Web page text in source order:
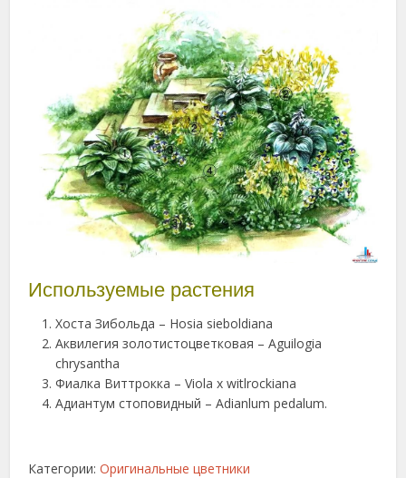
Используемые растения
Хоста Зибольда – Hosia sieboldiana
Аквилегия золотистоцветковая – Aguilogia
chrysantha
Фиалка Виттрокка – Viola х witlrockiana
Адиантум стоповидный – Adianlum pedalum.
Категории:Оригинальные цветники